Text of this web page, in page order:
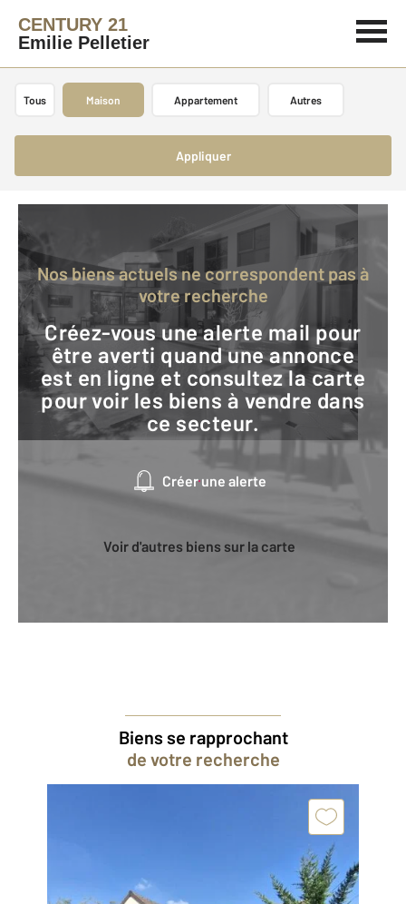
CENTURY 21
Emilie Pelletier
Tous Maison Appartement Autres
Appliquer
Nos biens actuels ne correspondent pas à
votre recherche
Créez-vous une alerte mail pour
être averti quand une annonce
est en ligne et consultez la carte
pour voir les biens à vendre dans
ce secteur.
Créer une alerte
Voir d'autres biens sur la carte
Biens se rapprochant
de votre recherche